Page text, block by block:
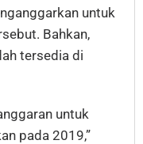
untuk
Bahkan,
tersedia di
untuk
pada 2019,”